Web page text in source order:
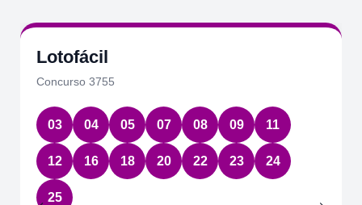
Lotofácil
Concurso 3755
03 04 05 07 08 09 11
12 16 18 20 22 23 24
25